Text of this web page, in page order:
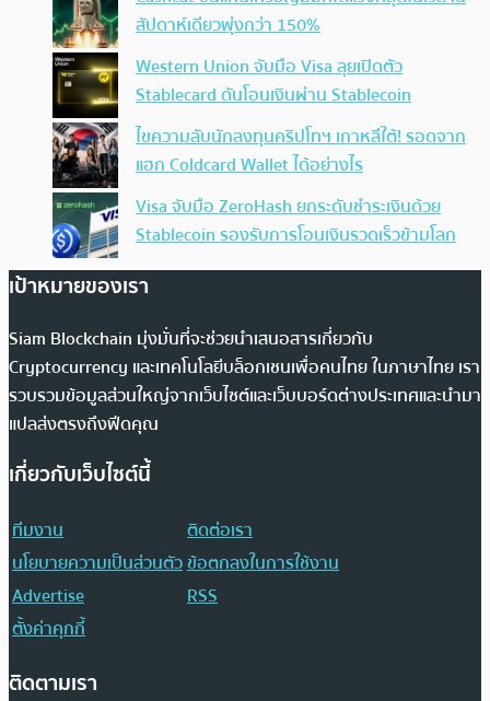
สัปดาห์เดียวพุ่งกว่า 150%
Western Union จับมือ Visa ลุยเปิดตัว
Stablecard ดันโอนเงินผ่าน Stablecoin
ไขความลับนักลงทุนคริปโทฯ เกาหลีใต้! รอดจาก
แฮก Coldcard Wallet ได้อย่างไร
Visa จับมือ ZeroHash ยกระดับชำระเงินด้วย
Stablecoin รองรับการโอนเงินรวดเร็วข้ามโลก
เป้าหมายของเรา
Siam Blockchain มุ่งมั่นที่จะช่วยนำเสนอสารเกี่ยวกับ
Cryptocurrency และเทคโนโลยีบล็อกเชนเพื่อคนไทย ในภาษาไทย เรา
รวบรวมข้อมูลส่วนใหญ่จากเว็บไซต์และเว็บบอร์ดต่างประเทศและนำมา
แปลส่งตรงถึงฟีดคุณ
เกี่ยวกับเว็บไซต์นี้
ทีมงาน
ติดต่อเรา
นโยบายความเป็นส่วนตัวข้อตกลงในการใช้งาน
Advertise
RSS
ตั้งค่าคุกกี้
ติดตามเรา